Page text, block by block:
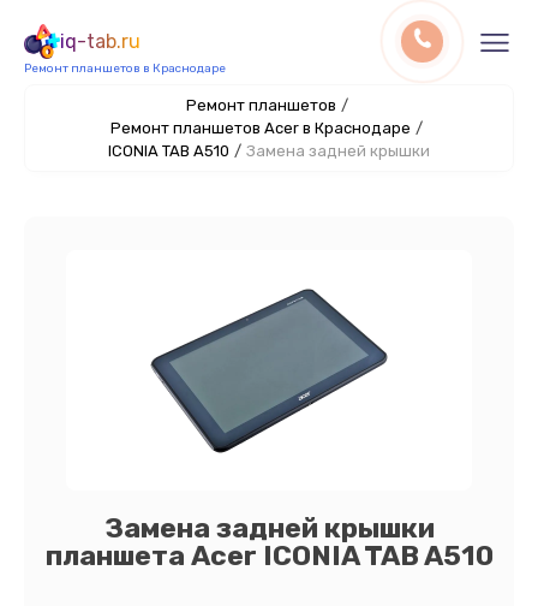
iq-tab.ru
Ремонт планшетов в Краснодаре
Ремонт планшетов /
Ремонт планшетов Acer в Краснодаре /
ICONIA TAB A510 / Замена задней крышки
Замена задней крышки
планшета Acer ICONIA TAB A510